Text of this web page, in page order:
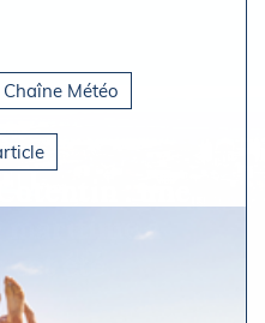
maritime à
été
Météo